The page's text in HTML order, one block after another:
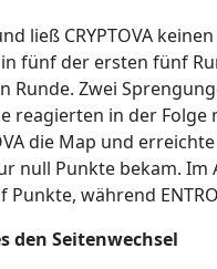
ließ CRYPTOVA
fünf der ersten fünf
Runde. Zwei
reagierten in der
die Map und
null Punkte bekam. Im
während
den Seitenwechsel